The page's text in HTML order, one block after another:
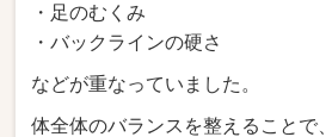
・足のむくみ
・バックラインの硬さ
などが重なっていました。
体全体のバランスを整えることで、